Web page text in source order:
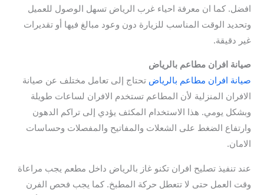
افضل. كما ان معرفة احياء غرب الرياض تسهل الوصول للعميل
وتحديد الوقت المناسب للزيارة دون وعود مبالغ فيها أو تقديرات
غير دقيقة.
صيانة افران مطاعم بالرياض
صيانة افران مطاعم بالرياض تحتاج إلى تعامل مختلف عن صيانة
الافران المنزلية لأن المطاعم تستخدم الافران لساعات طويلة
وبشكل يومي. هذا الاستخدام المكثف يؤدي إلى تراكم الدهون
وارتفاع الضغط على الشعلات والمفاتيح والمفصلات وحساسات
الامان.
عند تنفيذ تصليح افران تكنو غاز بالرياض داخل مطعم يجب مراعاة
وقت العمل حتى لا تتعطل حركة المطبخ. كما يجب فحص الفرن